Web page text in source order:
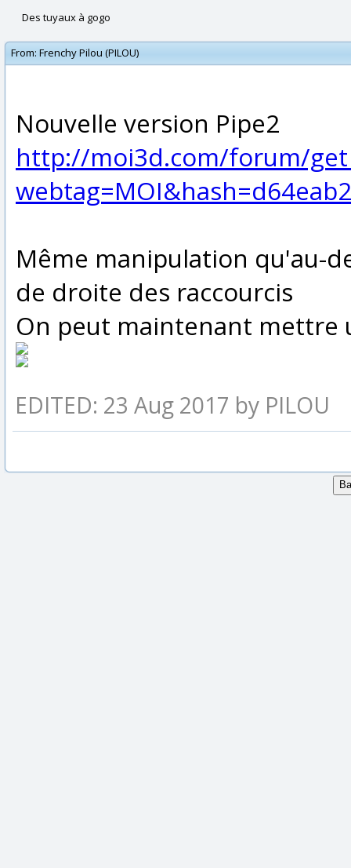
Des tuyaux à gogo
From: Frenchy Pilou (PILOU)
Nouvelle version Pipe2
http://moi3d.com/forum/
Même manipulation qu'au-
de droite des raccourcis
On peut maintenant mettre
EDITED: 23 Aug 2017 by PILOU